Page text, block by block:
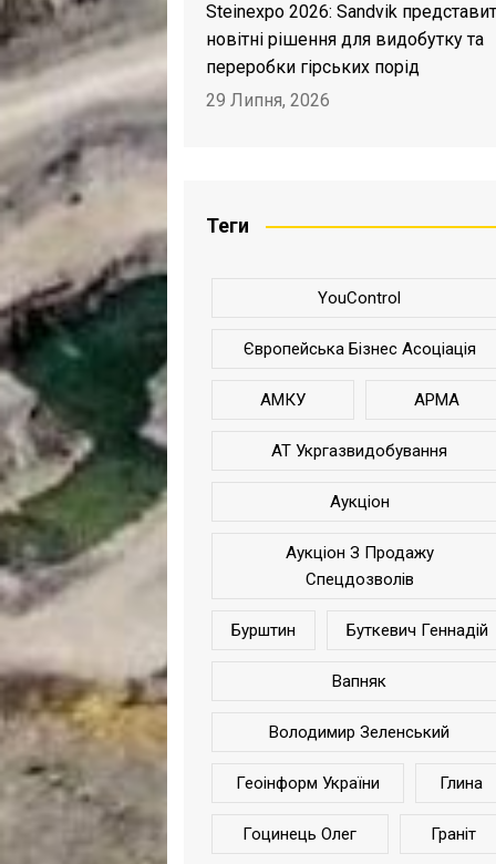
Steinexpo 2026: Sandvik
новітні рішення для видобутку та
переробки гірських порід
29 Липня, 2026
Теги
YouControl
Європейська Бізнес Асоціація
АМКУ АРМА
АТ Укргазвидобування
Аукціон
Аукціон З Продажу
Спецдозволів
Бурштин Буткевич Геннадій
Вапняк
Володимир Зеленський
Геоінформ України Глина
Гоцинець Олег Граніт